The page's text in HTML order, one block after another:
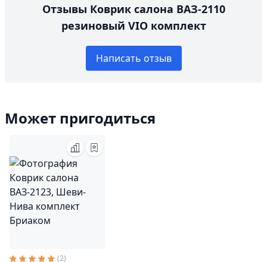
Отзывы Коврик салона ВАЗ-2110
резиновый VIO комплект
Написать отзыв
Может пригодиться
(2)